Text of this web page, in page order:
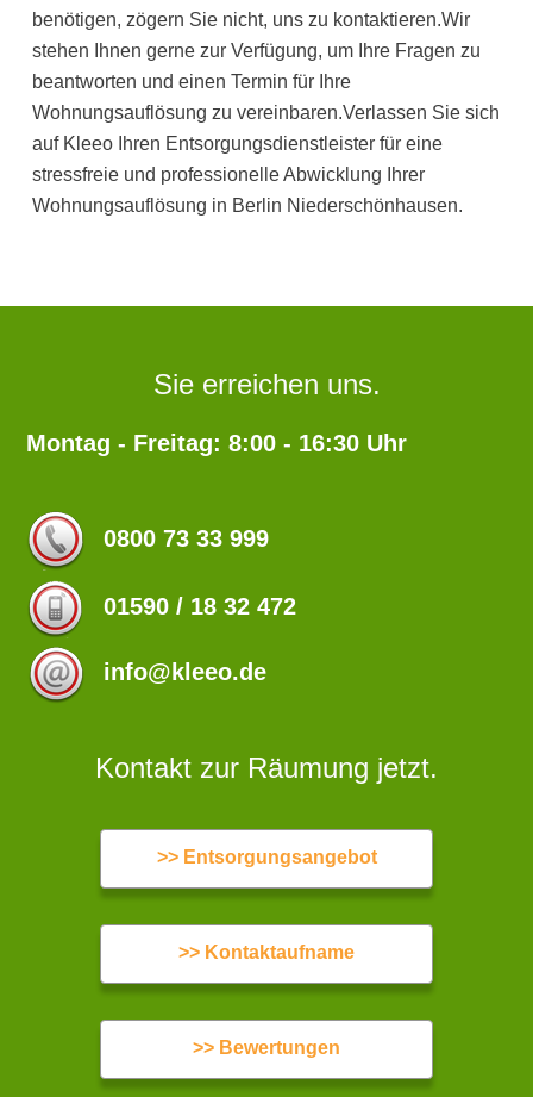
benötigen, zögern Sie nicht, uns zu kontaktieren.Wir
stehen Ihnen gerne zur Verfügung, um Ihre Fragen zu
beantworten und einen Termin für Ihre
Wohnungsauflösung zu vereinbaren.Verlassen Sie sich
auf Kleeo Ihren Entsorgungsdienstleister für eine
stressfreie und professionelle Abwicklung Ihrer
Wohnungsauflösung in Berlin Niederschönhausen.
Sie erreichen uns.
Montag - Freitag: 8:00 - 16:30 Uhr
0800 73 33 999
01590 / 18 32 472
info@kleeo.de
Kontakt zur Räumung jetzt.
>> Entsorgungsangebot
>> Kontaktaufname
>> Bewertungen